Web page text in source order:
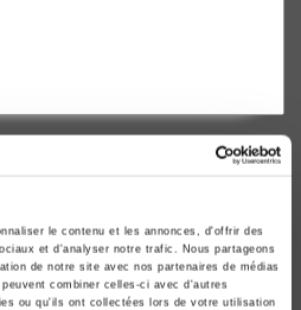
le contenu et les annonces, d'offrir des
et d'analyser notre trafic. Nous partageons
de notre site avec nos partenaires de médias
combiner celles-ci avec d'autres
ou qu'ils ont collectées lors de votre utilisation